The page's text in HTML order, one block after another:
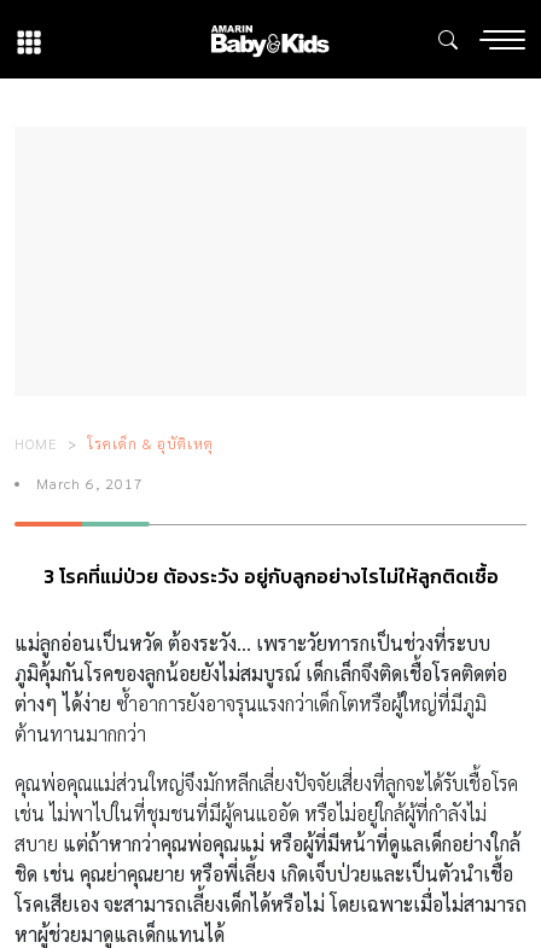
HOME โรคเด็ก & อุบัติเหตุ
March 6, 2017
3 โรคที่แม่ป่วย ต้องระวัง อยู่กับลูกอย่างไรไม่ให้ลูกติดเชื้อ
แม่ลูกอ่อนเป็นหวัด ต้องระวัง… เพราะวัยทารกเป็นช่วงที่ระบบ
ภูมิคุ้มกันโรคของลูกน้อยยังไม่สมบูรณ์ เด็กเล็กจึงติดเชื้อโรคติดต่อ
ต่างๆ ได้ง่าย ซ้ำอาการยังอาจรุนแรงกว่าเด็กโตหรือผู้ใหญ่ที่มีภูมิ
ต้านทานมากกว่า
คุณพ่อคุณแม่ส่วนใหญ่จึงมักหลีกเลี่ยงปัจจัยเสี่ยงที่ลูกจะได้รับเชื้อโรค
เช่น ไม่พาไปในที่ชุมชนที่มีผู้คนแออัด หรือไม่อยู่ใกล้ผู้ที่กำลังไม่
สบาย แต่ถ้าหากว่าคุณพ่อคุณแม่ หรือผู้ที่มีหน้าที่ดูแลเด็กอย่างใกล้
ชิด เช่น คุณย่าคุณยาย หรือพี่เลี้ยง เกิดเจ็บป่วยและเป็นตัวนำเชื้อ
โรคเสียเอง จะสามารถเลี้ยงเด็กได้หรือไม่ โดยเฉพาะเมื่อไม่สามารถ
หาผู้ช่วยมาดูแลเด็กแทนได้